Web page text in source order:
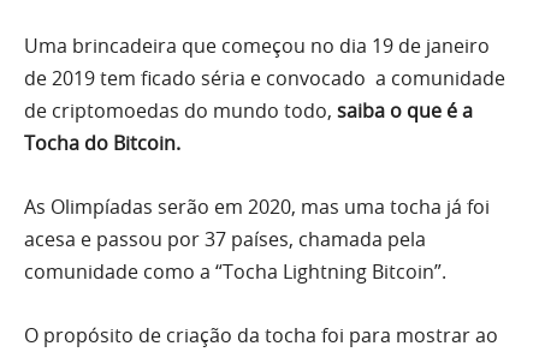
Uma brincadeira que começou no dia 19 de janeiro
de 2019 tem ficado séria e convocado a comunidade
de criptomoedas do mundo todo, saiba o que é a
Tocha do Bitcoin.
As Olimpíadas serão em 2020, mas uma tocha já foi
acesa e passou por 37 países, chamada pela
comunidade como a “Tocha Lightning Bitcoin”.
O propósito de criação da tocha foi para mostrar ao